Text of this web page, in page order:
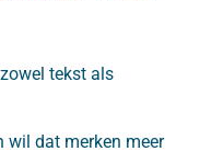
tekst als
wil dat merken meer